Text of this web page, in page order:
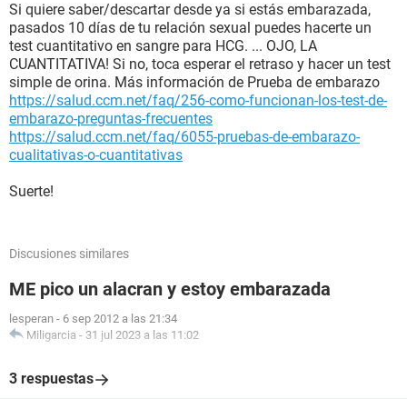
Si quiere saber/descartar desde ya si estás embarazada,
pasados 10 días de tu relación sexual puedes hacerte un
test cuantitativo en sangre para HCG. ... OJO, LA
CUANTITATIVA! Si no, toca esperar el retraso y hacer un test
simple de orina. Más información de Prueba de embarazo
https://salud.ccm.net/faq/256-como-funcionan-los-test-de-
embarazo-preguntas-frecuentes
https://salud.ccm.net/faq/6055-pruebas-de-embarazo-
cualitativas-o-cuantitativas
Suerte!
Discusiones similares
ME pico un alacran y estoy embarazada
lesperan - 6 sep 2012 a las 21:34
Miligarcia - 31 jul 2023 a las 11:02
3 respuestas